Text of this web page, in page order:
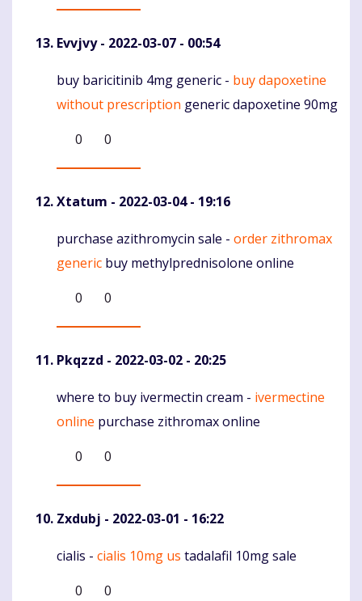
Evvjvy- 2022-03-07 - 00:54
Komentaras
buy baricitinib 4mg generic - buy dapoxetine
without prescription generic dapoxetine 90mg
0
0
Xtatum - 2022-03-04 - 19:16
Komentaras
purchase azithromycin sale - order zithromax
generic buy methylprednisolone online
0
0
Pkqzzd - 2022-03-02 - 20:25
Komentaras
where to buy ivermectin cream - ivermectine
online purchase zithromax online
0
0
Zxdubj - 2022-03-01 - 16:22
Komentaras
cialis - cialis 10mg us tadalafil 10mg sale
0
0